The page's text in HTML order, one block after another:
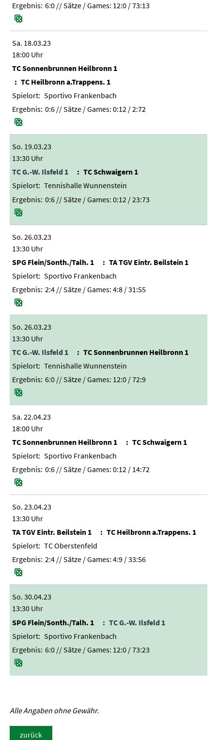
6:0 // Sätze / Games: 12:0 / 73:13
Sa. 18.03.23
18:00 Uhr
TC Sonnenbrunnen Heilbronn 1
TC Heilbronn a.Trappens. 1
Sportivo Frankenbach
0:6 // Sätze / Games: 0:12 / 2:72
So. 19.03.23
13:30 Uhr
TC G.-W. Ilsfeld 1
TC Schwaigern 1
Tennishalle Wunnenstein
0:6 // Sätze / Games: 0:12 / 23:73
So. 26.03.23
13:30 Uhr
SPG Flein/Sonth./Talh. 1
TA TGV Eintr. Beilstein 1
Sportivo Frankenbach
2:4 // Sätze / Games: 4:8 / 31:55
So. 26.03.23
13:30 Uhr
TC G.-W. Ilsfeld 1
TC Sonnenbrunnen Heilbronn 1
Tennishalle Wunnenstein
6:0 // Sätze / Games: 12:0 / 72:9
Sa. 22.04.23
18:00 Uhr
TC Sonnenbrunnen Heilbronn 1
TC Schwaigern 1
Sportivo Frankenbach
0:6 // Sätze / Games: 0:12 / 14:72
So. 23.04.23
13:30 Uhr
TA TGV Eintr. Beilstein 1
TC Heilbronn a.Trappens. 1
TC Oberstenfeld
2:4 // Sätze / Games: 4:9 / 33:56
So. 30.04.23
13:30 Uhr
SPG Flein/Sonth./Talh. 1
TC G.-W. Ilsfeld 1
Sportivo Frankenbach
6:0 // Sätze / Games: 12:0 / 73:23
Alle Angaben ohne Gewähr.
zurück